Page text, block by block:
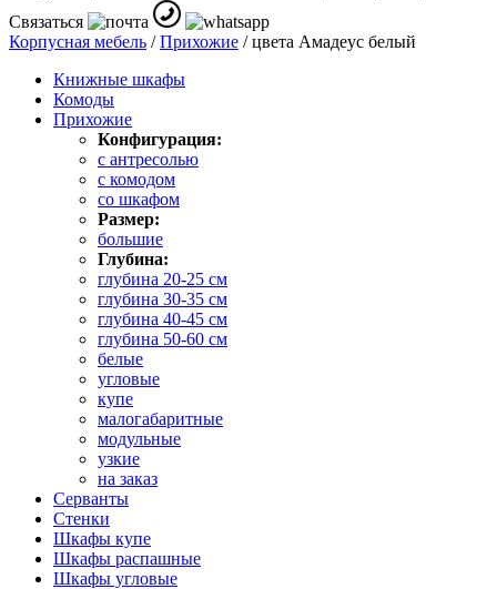
Связаться
Корпусная мебель /Прихожие /цвета Амадеус белый
Книжные шкафы
Комоды
Прихожие
Конфигурация:
с антресолью
с комодом
со шкафом
Размер:
большие
Глубина:
глубина 20-25 см
глубина 30-35 см
глубина 40-45 см
глубина 50-60 см
белые
угловые
купе
малогабаритные
модульные
узкие
на заказ
Серванты
Стенки
Шкафы купе
Шкафы распашные
Шкафы угловые